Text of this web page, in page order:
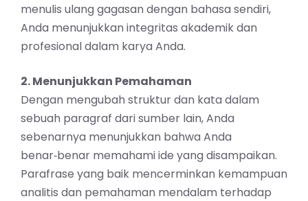
menulis ulang gagasan dengan bahasa sendiri,
Anda menunjukkan integritas akademik dan
profesional dalam karya Anda.
2. Menunjukkan Pemahaman
Dengan mengubah struktur dan kata dalam
sebuah paragraf dari sumber lain, Anda
sebenarnya menunjukkan bahwa Anda
benar‑benar memahami ide yang disampaikan.
Parafrase yang baik mencerminkan kemampuan
analitis dan pemahaman mendalam terhadap